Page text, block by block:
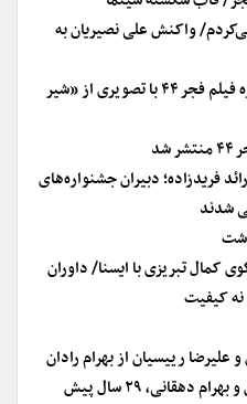
واکنش علی نصیریان به
رونمایی از پوستر جشنواره فیلم فجر ۴۴ با تصویری از «شیر
فریدزاده؛ دبیران جشنواره‌های
شدند
کمال تبریزی با ایسنا/ داوران
کیفیت
علیرضا رییسیان از بهرام رادان
۲۹ سال پیش